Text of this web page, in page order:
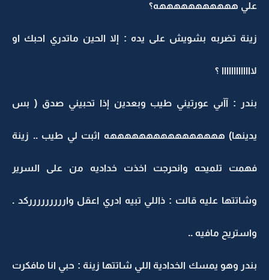
علي هههههههههههه؟
زينة تضربه بشويش على يده : إلا الحين ماتدري احبك او
لااااااااااااا ؟
بندر : آآىي عورتيني طيب وبعدين إذا تحبيني صدق ( بس
يدينها) ههههههههههههههههه اثبت لي طيب .. زينة
فهمت تلميحه وانحرجت اخذت خداديه من على السرير
وشاتتها عليه قالت : ذاللي تبيه ادري اعقل واررررررررركد .
واستريح مافيه ..
بندر وهو يمسك الخدادية اللي شاتتها زينة : حبي انا مافكرت